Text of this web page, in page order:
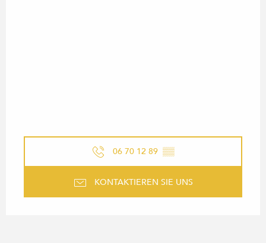
06 70 12 89 ▒▒
KONTAKTIEREN SIE UNS